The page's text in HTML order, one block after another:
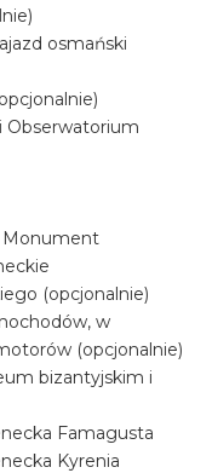
osmański
Obserwatorium
Monument
(opcjonalnie)
w
(opcjonalnie)
bizantyjskim i
Famagusta
Kyrenia